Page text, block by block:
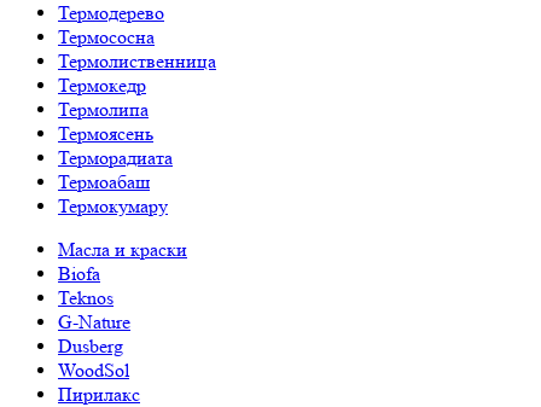
Термодерево
Термососна
Термолиственница
Термокедр
Термолипа
Термоясень
Терморадиата
Термоабаш
Термокумару
Масла и краски
Biofa
Teknos
G-Nature
Dusberg
WoodSol
Пирилакс